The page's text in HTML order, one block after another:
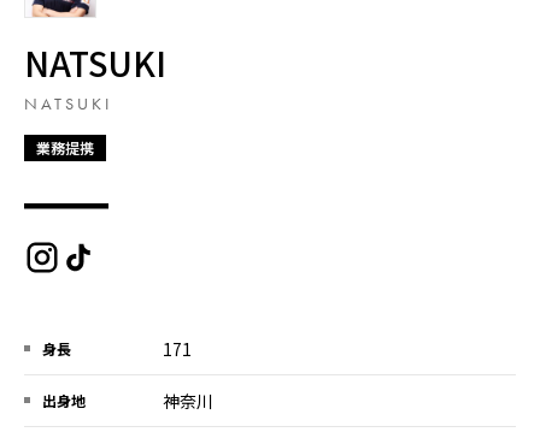
NATSUKI
NATSUKI
業務提携
身長 171
出身地 神奈川